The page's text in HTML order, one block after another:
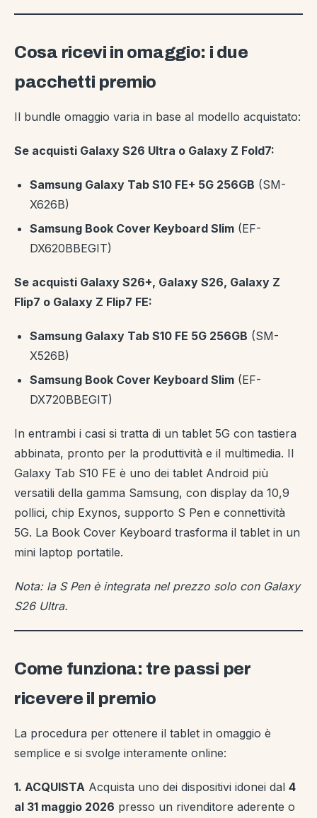
Cosa ricevi in omaggio: i due
pacchetti premio
Il bundle omaggio varia in base al modello acquistato:
Se acquisti Galaxy S26 Ultra o Galaxy Z Fold7:
Samsung Galaxy Tab S10 FE+ 5G 256GB (SM-
X626B)
Samsung Book Cover Keyboard Slim (EF-
DX620BBEGIT)
Se acquisti Galaxy S26+, Galaxy S26, Galaxy Z
Flip7 o Galaxy Z Flip7 FE:
Samsung Galaxy Tab S10 FE 5G 256GB (SM-
X526B)
Samsung Book Cover Keyboard Slim (EF-
DX720BBEGIT)
In entrambi i casi si tratta di un tablet 5G con tastiera
abbinata, pronto per la produttività e il multimedia. Il
Galaxy Tab S10 FE è uno dei tablet Android più
versatili della gamma Samsung, con display da 10,9
pollici, chip Exynos, supporto S Pen e connettività
5G. La Book Cover Keyboard trasforma il tablet in un
mini laptop portatile.
Nota: la S Pen è integrata nel prezzo solo con Galaxy
S26 Ultra.
Come funziona: tre passi per
ricevere il premio
La procedura per ottenere il tablet in omaggio è
semplice e si svolge interamente online:
1. ACQUISTA Acquista uno dei dispositivi idonei dal 4
al 31 maggio 2026 presso un rivenditore aderente o